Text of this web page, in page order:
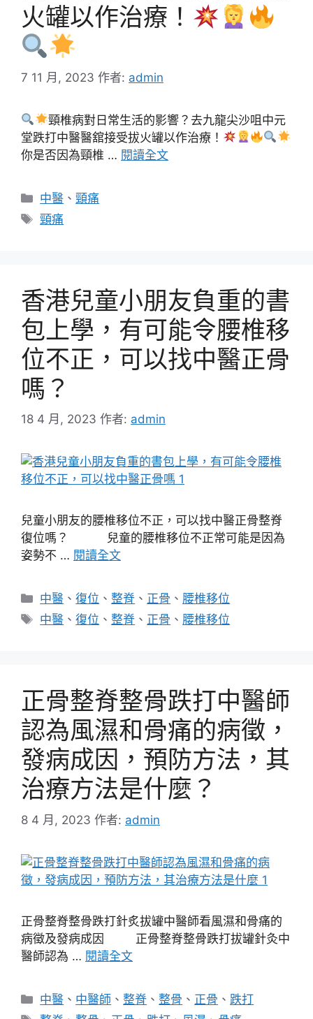
火罐以作治療！
7 11 月, 2023 作者: admin
頸椎病對日常生活的影響？去九龍尖沙咀中元
堂跌打中醫醫舘接受拔火罐以作治療！
你是否因為頸椎 … 閱讀全文
分
類
中醫 、頸痛
標
頸痛
香港兒童小朋友負重的書
包上學，有可能令腰椎移
位不正，可以找中醫正骨
嗎？
18 4 月, 2023 作者: admin
兒童小朋友的腰椎移位不正，可以找中醫正骨整脊
復位嗎？ 兒童的腰椎移位不正常可能是因為
姿勢不 … 閱讀全文
分
類
中醫 、復位 、整脊 、 正骨 、 腰椎移位
標
中醫 、復位 、整脊 、 正骨 、 腰椎移位
正骨整脊整骨跌打中醫師
認為風濕和骨痛的病徵，
發病成因，預防方法，其
治療方法是什麼？
8 4 月, 2023 作者: admin
正骨整脊整骨跌打針炙拔罐中醫師看風濕和骨痛的
病徵及發病成因 正骨整脊整骨跌打拔罐針灸中
醫師認為 … 閱讀全文
分
類
中醫 、 中醫師 、整脊 、整骨 、 正骨 、 跌打